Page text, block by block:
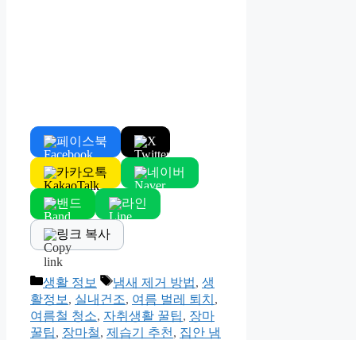
페이스북 X
카카오톡 네이버
밴드 라인
링크 복사
Categories
생활 정보 Tags
냄새 제거 방법, 생
활정보 , 실내건조, 여름 벌레 퇴치 ,
여름철 청소, 자취생활 꿀팁, 장마
꿀팁, 장마철, 제습기 추천 , 집안 냄